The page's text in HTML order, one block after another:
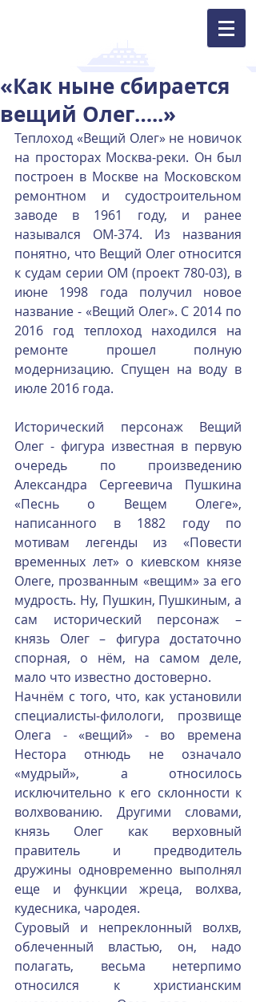
«Как ныне сбирается
вещий Олег…..»
Теплоход «Вещий Олег» не новичок
на просторах Москва-реки. Он был
построен в Москве на Московском
ремонтном и судостроительном
заводе в 1961 году, и ранее
назывался ОМ-374. Из названия
понятно, что Вещий Олег относится
к судам серии ОМ (проект 780-03), в
июне 1998 года получил новое
название - «Вещий Олег». С 2014 по
2016 год теплоход находился на
ремонте прошел полную
модернизацию. Спущен на воду в
июле 2016 года.
Исторический персонаж Вещий
Олег - фигура известная в первую
очередь по произведению
Александра Сергеевича Пушкина
«Песнь о Вещем Олеге»,
написанного в 1882 году по
мотивам легенды из «Повести
временных лет» о киевском князе
Олеге, прозванным «вещим» за его
мудрость. Ну, Пушкин, Пушкиным, а
сам исторический персонаж –
князь Олег – фигура достаточно
спорная, о нём, на самом деле,
мало что известно достоверно.
Начнём с того, что, как установили
специалисты-филологи, прозвище
Олега - «вещий» - во времена
Нестора отнюдь не означало
«мудрый», а относилось
исключительно к его склонности к
волхвованию. Другими словами,
князь Олег как верховный
правитель и предводитель
дружины одновременно выполнял
еще и функции жреца, волхва,
кудесника, чародея.
Суровый и непреклонный волхв,
облеченный властью, он, надо
полагать, весьма нетерпимо
относился к христианским